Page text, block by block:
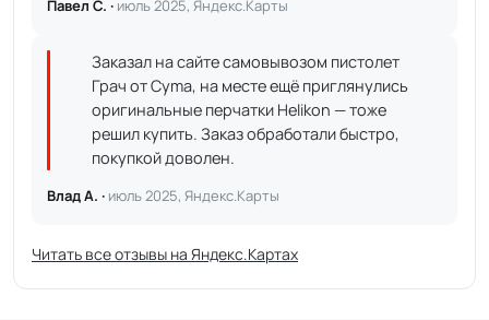
Павел С. · июль 2025, Яндекс.Карты
Заказал на сайте самовывозом пистолет
Грач от Cyma, на месте ещё приглянулись
оригинальные перчатки Helikon — тоже
решил купить. Заказ обработали быстро,
покупкой доволен.
Влад А. · июль 2025, Яндекс.Карты
Читать все отзывы на Яндекс.Картах